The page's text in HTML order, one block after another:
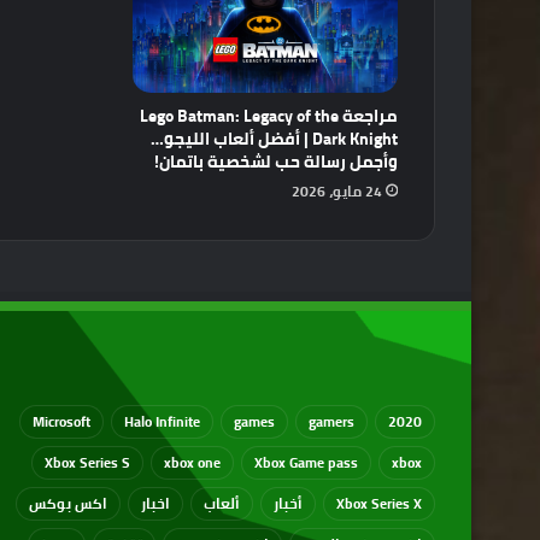
مراجعة Lego Batman: Legacy of the
Dark Knight | أفضل ألعاب الليجو…
وأجمل رسالة حب لشخصية باتمان!
24 مايو، 2026
2020
gamers
games
Halo Infinite
Microsoft
xbox
Xbox Game pass
xbox one
Xbox Series S
Xbox Series X
أخبار ألعاب اخبار
اكس بوكس